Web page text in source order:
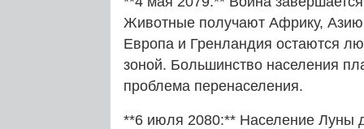
Животные получают Африку,
Европа и Гренландия остаются
зоной. Большинство населения
проблема перенаселения.
**6 июля 2080:** Население Луны